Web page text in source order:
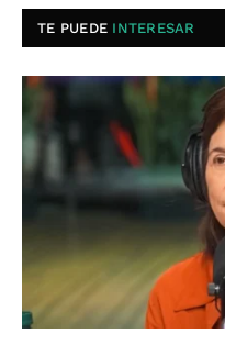
TE PUEDE INTERESAR